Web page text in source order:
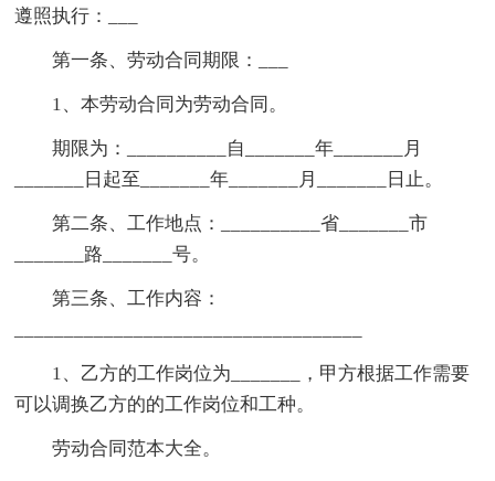
遵照执行：___
第一条、劳动合同期限：___
1、本劳动合同为劳动合同。
期限为：__________自_______年_______月
_______日起至_______年_______月_______日止。
第二条、工作地点：__________省_______市
_______路_______号。
第三条、工作内容：
1、乙方的工作岗位为_______，甲方根据工作需要
可以调换乙方的的工作岗位和工种。
劳动合同范本大全。